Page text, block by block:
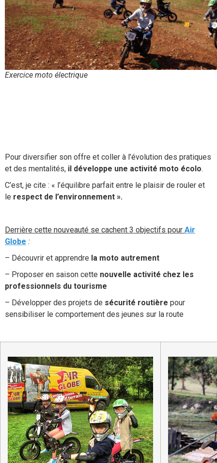
Exercice moto électrique
Pour diversifier son offre et coller à l’évolution des pratiques
et des mentalités, il développe une activité moto écolo.
C’est, je cite : « l’équilibre parfait entre le plaisir de rouler et
le respect de l’environnement ».
Derrière cette nouveauté se cachent 3 objectifs pour Air
Globe :
– Découvrir et apprendre la moto autrement
– Proposer en saison cette nouvelle activité chez les
professionnels du tourisme
– Développer des projets de sécurité routière pour
sensibiliser le comportement des jeunes sur la route